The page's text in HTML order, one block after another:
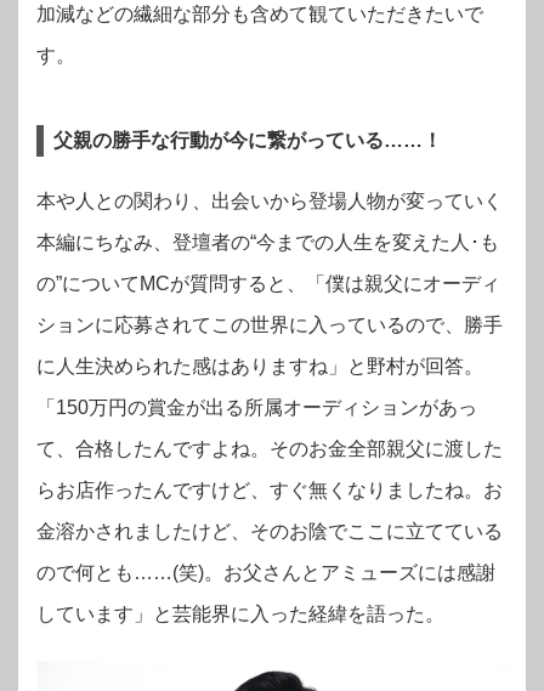
加減などの繊細な部分も含めて観ていただきたいで
す。
父親の勝手な行動が今に繋がっている……！
本や人との関わり、出会いから登場人物が変っていく
本編にちなみ、登壇者の“今までの人生を変えた人･も
の”についてMCが質問すると、「僕は親父にオーディ
ションに応募されてこの世界に入っているので、勝手
に人生決められた感はありますね」と野村が回答。
「150万円の賞金が出る所属オーディションがあっ
て、合格したんですよね。そのお金全部親父に渡した
らお店作ったんですけど、すぐ無くなりましたね。お
金溶かされましたけど、そのお陰でここに立てている
ので何とも……(笑)。お父さんとアミューズには感謝
しています」と芸能界に入った経緯を語った。